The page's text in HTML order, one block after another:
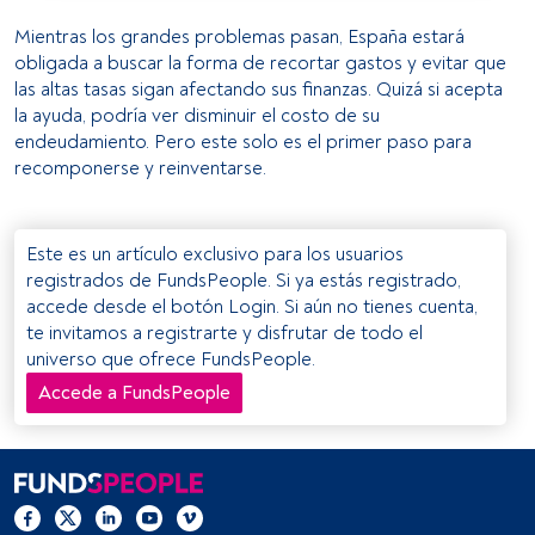
Lista de asociados (proveedores)
Mientras los grandes problemas pasan, España estará
obligada a buscar la forma de recortar gastos y evitar que
las altas tasas sigan afectando sus finanzas. Quizá si acepta
la ayuda, podría ver disminuir el costo de su
endeudamiento. Pero este solo es el primer paso para
recomponerse y reinventarse.
Este es un artículo exclusivo para los usuarios
registrados de FundsPeople. Si ya estás registrado,
accede desde el botón Login. Si aún no tienes cuenta,
te invitamos a registrarte y disfrutar de todo el
universo que ofrece FundsPeople.
Accede a FundsPeople